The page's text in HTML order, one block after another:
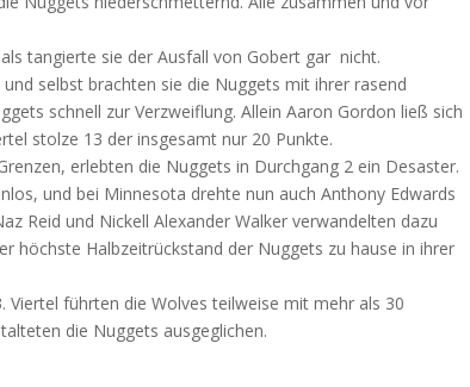
tangierte sie der Ausfall von Gobert gar nicht.
selbst brachten sie die Nuggets mit ihrer rasend
schnell zur Verzweiflung. Allein Aaron Gordon ließ sich
stolze 13 der insgesamt nur 20 Punkte.
erlebten die Nuggets in Durchgang 2 ein Desaster.
und bei Minnesota drehte nun auch Anthony Edwards
Reid und Nickell Alexander Walker verwandelten dazu
höchste Halbzeitrückstand der Nuggets zu hause in ihrer
Viertel führten die Wolves teilweise mit mehr als 30
die Nuggets ausgeglichen.